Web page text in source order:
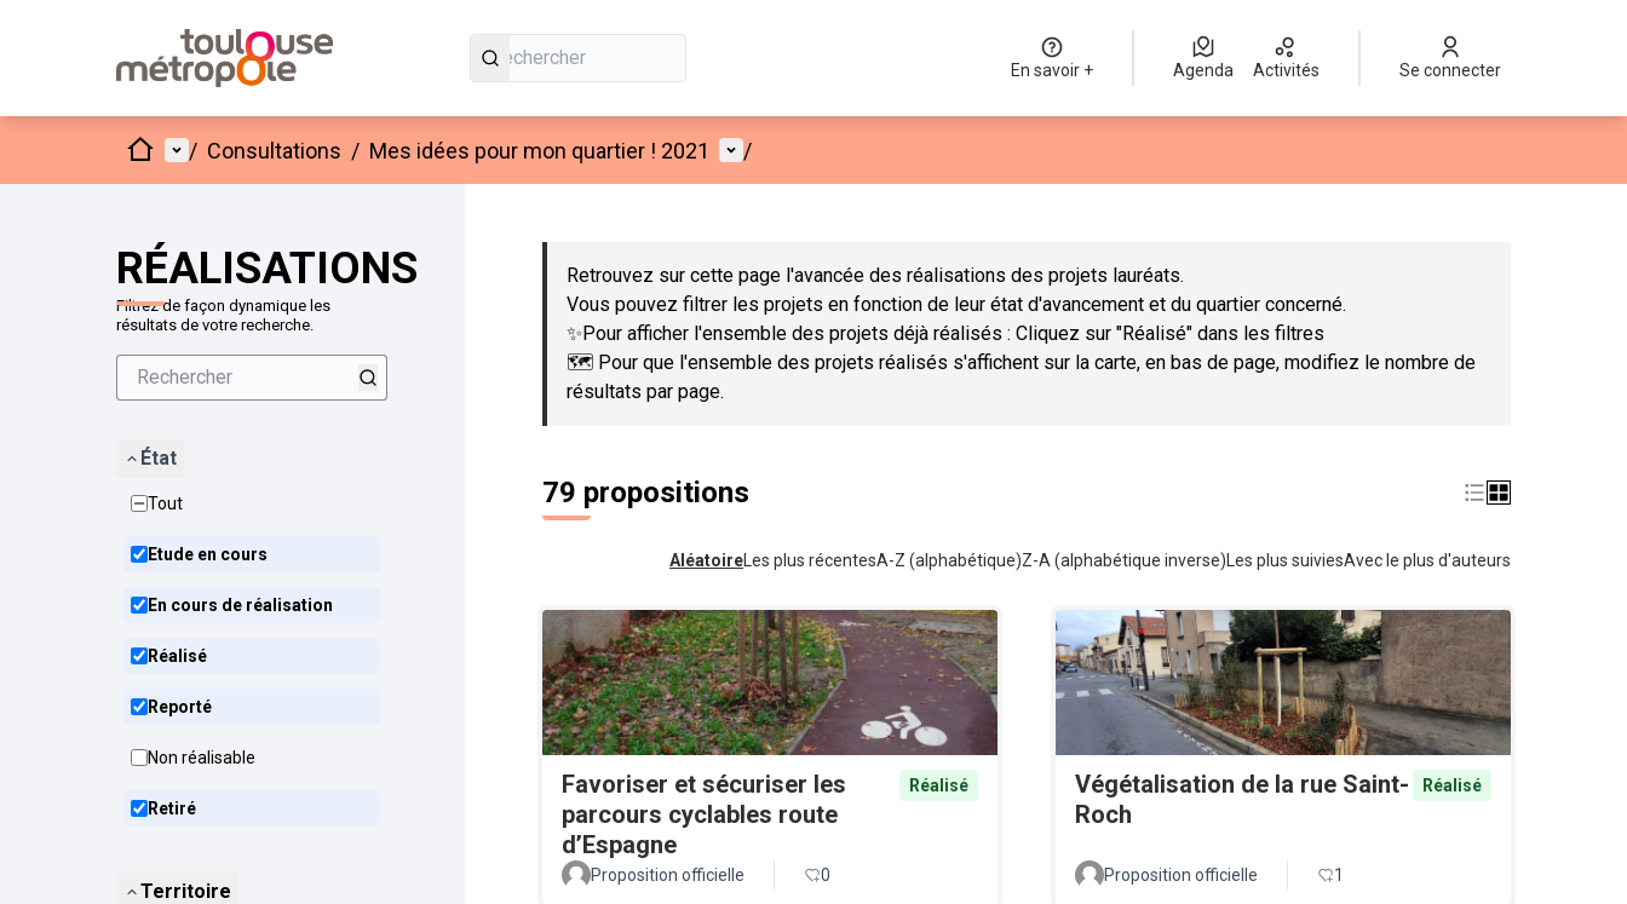
En savoir + Agenda Activités Se connecter
AccueilMenu principal
/ Consultations / Mes idées pour mon quartier ! 2021 Menu utilisateur
/
RÉALISATIONS
Filtrez de façon dynamique les
résultats de votre recherche.
État
Tout
Etude en cours
En cours de réalisation
Réalisé
Reporté
Non réalisable
Retiré
Territoire
Passer la carte
Retrouvez sur cette page l'avancée des réalisations des projets lauréats.
Vous pouvez filtrer les projets en fonction de leur état d'avancement et du quartier concerné.
✨Pour afficher l'ensemble des projets déjà réalisés : Cliquez sur "Réalisé" dans les filtres
🗺️ Pour que l'ensemble des projets réalisés s'affichent sur la carte, en bas de page, modifiez le nombre de
résultats par page.
79 propositions
Aléatoire Les plus récentesA-Z (alphabétique)Z-A (alphabétique inverse) Les plus suiviesAvec le plus d'auteurs
Favoriser et sécuriser les
parcours cyclables route
d’Espagne
Réalisé
Proposition officielle 0
Végétalisation de la rue Saint-
Roch
Réalisé
Proposition officielle 1